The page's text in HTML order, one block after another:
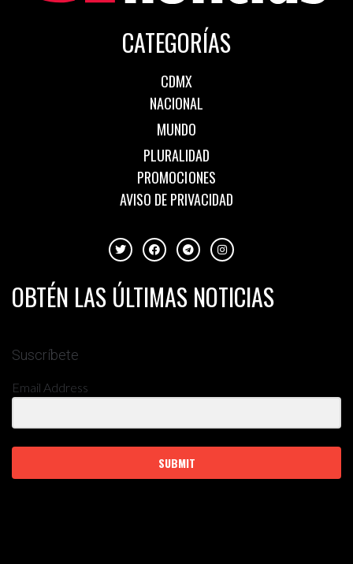
CATEGORÍAS
CDMX
NACIONAL
MUNDO
PLURALIDAD
PROMOCIONES
AVISO DE PRIVACIDAD
OBTÉN LAS ÚLTIMAS NOTICIAS
Suscríbete
Email Address
SUBMIT